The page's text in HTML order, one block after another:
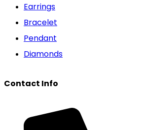
Earrings
Bracelet
Pendant
Diamonds
Contact Info